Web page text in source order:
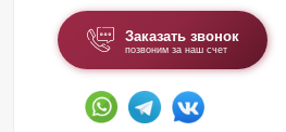
Заказать звонок
позвоним за наш счет